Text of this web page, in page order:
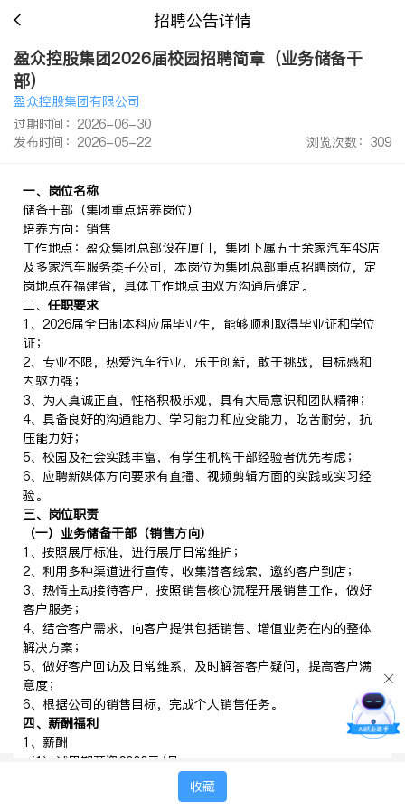
招聘公告详情
盈众控股集团2026届校园招聘简章（业务储备干
部）
盈众控股集团有限公司
过期时间：2026-06-30
发布时间：2026-05-22
浏览次数：309
一、岗位名称
储备干部（集团重点培养岗位）
培养方向：销售
工作地点：盈众集团总部设在厦门，集团下属五十余家汽车4S店
及多家汽车服务类子公司，本岗位为集团总部重点招聘岗位，定
岗地点在福建省，具体工作地点由双方沟通后确定。
二、 任职要求
1、2026届全日制本科应届毕业生，能够顺利取得毕业证和学位
证；
2、专业不限，热爱汽车行业，乐于创新，敢于挑战，目标感和
内驱力强；
3、为人真诚正直，性格积极乐观，具有大局意识和团队精神；
4、具备良好的沟通能力、学习能力和应变能力，吃苦耐劳，抗
压能力好；
5、校园及社会实践丰富，有学生机构干部经验者优先考虑；
6、应聘新媒体方向要求有直播、视频剪辑方面的实践或实习经
验。
三、 岗位职责
（一）业务储备干部（销售方向）
1、按照展厅标准，进行展厅日常维护；
2、利用多种渠道进行宣传，收集潜客线索，邀约客户到店；
3、热情主动接待客户，按照销售核心流程开展销售工作，做好
客户服务；
4、结合客户需求，向客户提供包括销售、增值业务在内的整体
解决方案；
5、做好客户回访及日常维系，及时解答客户疑问，提高客户满
意度；
6、根据公司的销售目标，完成个人销售任务。
四、薪酬福利
1、薪酬
（1）试用期薪资6000元/月；
（2）转正后薪资为底薪+业绩提成，上不封顶，转正第一年设置
薪资保护，让新人在挑战自我的同时，拥有安心的保障。
收藏